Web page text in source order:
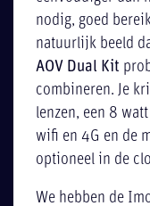
nodig, goed
natuurlijk beeld
AOV Dual Kit
combineren. Je
lenzen, een 8
wifi en 4G en de
optioneel in de
We hebben de